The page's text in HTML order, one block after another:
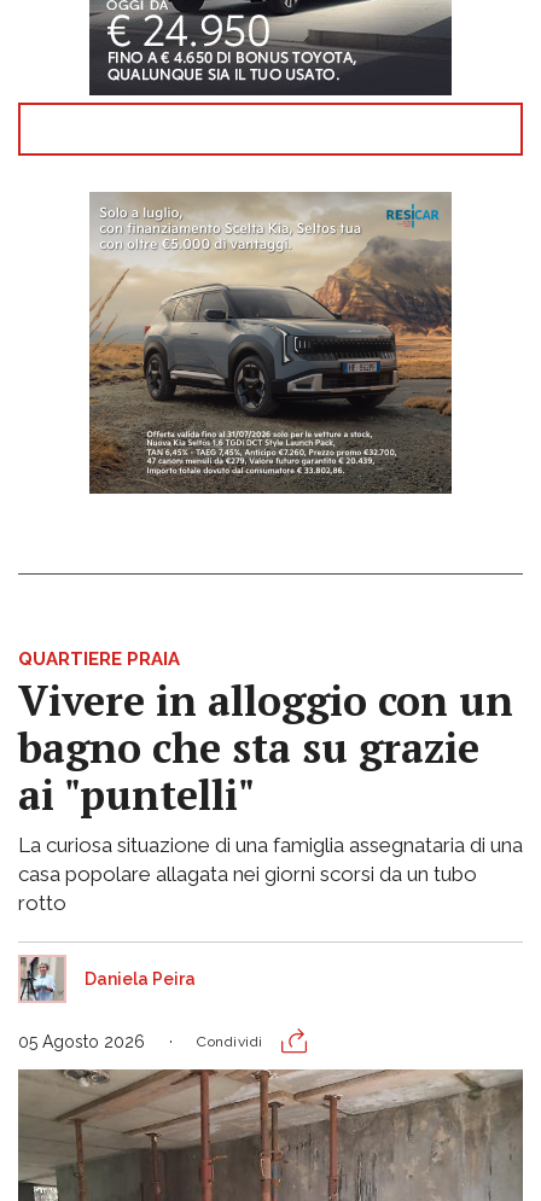
QUARTIERE PRAIA
Vivere in alloggio con un
bagno che sta su grazie
ai "puntelli"
La curiosa situazione di una famiglia assegnataria di una
casa popolare allagata nei giorni scorsi da un tubo
rotto
Daniela Peira
05 Agosto 2026 Condividi